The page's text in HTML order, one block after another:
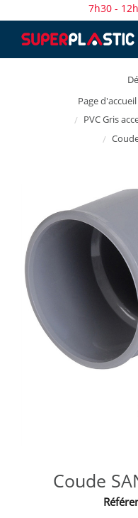
7h30 -
Page d'accueil
PVC Gris
Coude